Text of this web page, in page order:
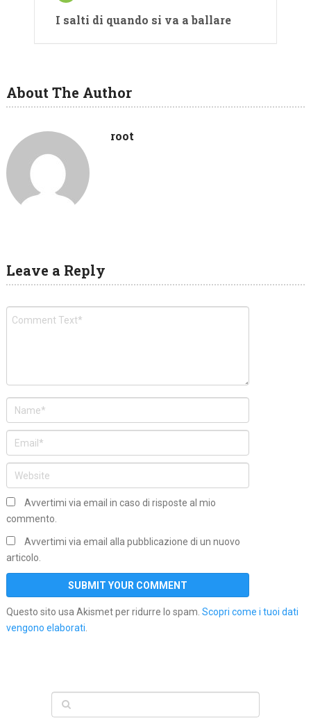
I salti di quando si va a ballare
About The Author
root
Leave a Reply
Avvertimi via email in caso di risposte al mio
commento.
Avvertimi via email alla pubblicazione di un nuovo
articolo.
Questo sito usa Akismet per ridurre lo spam. Scopri come i tuoi dati
vengono elaborati.